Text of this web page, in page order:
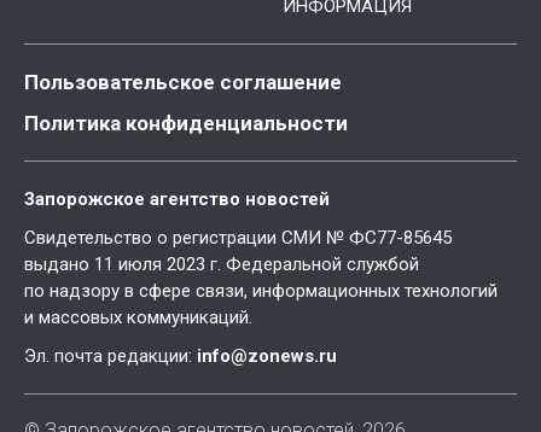
ИНФОРМАЦИЯ
Пользовательское соглашение
Политика конфиденциальности
Запорожское агентство новостей
Свидетельство о регистрации СМИ № ФС77-85645
выдано 11 июля 2023 г. Федеральной службой
по надзору в сфере связи, информационных технологий
и массовых коммуникаций.
Эл. почта редакции: info@zonews.ru